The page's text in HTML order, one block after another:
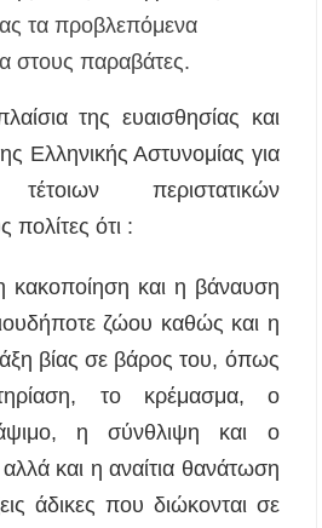
στην Χαλκιδική!
Δήμο
ζητούνται
επειδή
να οδηγήσει
μπαρ: Το νέο
τις 8 το βράδυ
βρεφών:
voucher από τη
τα προβλεπόμενα
στους παραβάτες.
της ευαισθησίας και
Ελληνικής Αστυνομίας για
περιστατικών
πολίτες ότι :
κακοποίηση και η βάναυση
ζώου καθώς και η
βίας σε βάρος του, όπως
το κρέμασμα, ο
η σύνθλιψη και ο
και η αναίτια θανάτωση
άδικες που διώκονται σε